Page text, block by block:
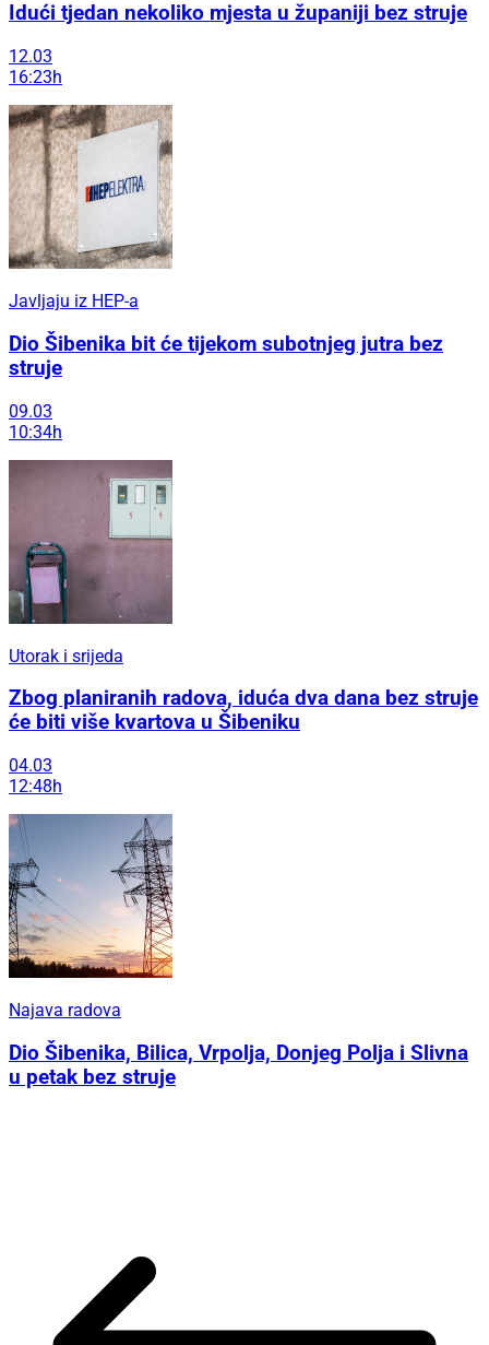
Idući tjedan nekoliko mjesta u županiji bez struje
12.03
16:23h
Javljaju iz HEP-a
Dio Šibenika bit će tijekom subotnjeg jutra bez
struje
09.03
10:34h
Utorak i srijeda
Zbog planiranih radova, iduća dva dana bez struje
će biti više kvartova u Šibeniku
04.03
12:48h
Najava radova
Dio Šibenika, Bilica, Vrpolja, Donjeg Polja i Slivna
u petak bez struje